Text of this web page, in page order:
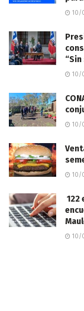
10/
10/
10/
10/
122
10/